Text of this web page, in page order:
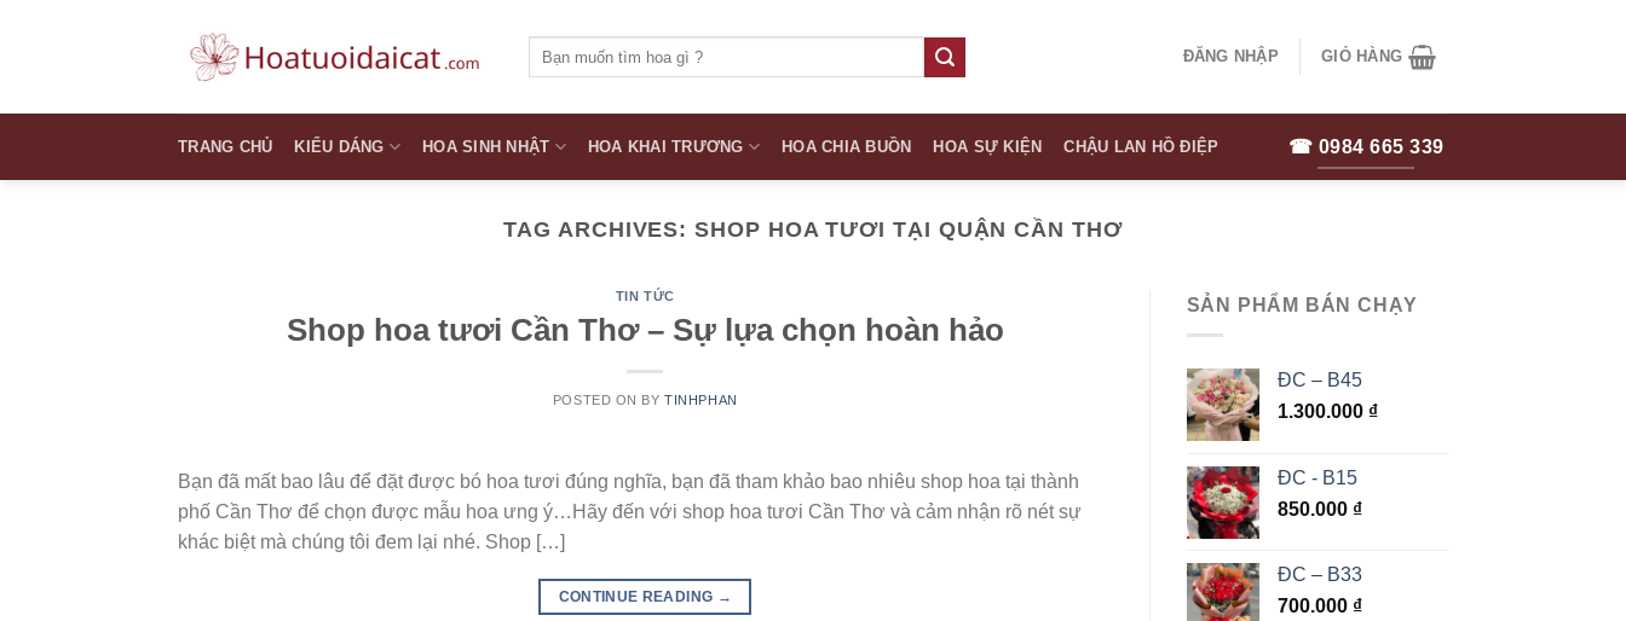
kiếm:
ĐĂNG NHẬP GIỎ HÀNG
TRANG CHỦ KIỂU DÁNG HOA SINH NHẬT HOA KHAI TRƯƠNG HOA CHIA BUỒN HOA SỰ KIỆN CHẬU LAN HỒ ĐIỆP ☎ 0984 665 339
TAG ARCHIVES:SHOP HOA TƯƠI TẠI QUẬN CẦN THƠ
TIN TỨC
Shop hoa tươi Cần Thơ – Sự lựa chọn hoàn hảo
POSTED ON BYTINHPHAN
Bạn đã mất bao lâu để đặt được bó hoa tươi đúng nghĩa, bạn đã tham khảo bao nhiêu shop hoa tại thành
phố Cần Thơ để chọn được mẫu hoa ưng ý…Hãy đến với shop hoa tươi Cần Thơ và cảm nhận rõ nét sự
khác biệt mà chúng tôi đem lại nhé. Shop […]
CONTINUE READING →
SẢN PHẨM BÁN CHẠY
ĐC – B45
1.300.000 ₫
ĐC - B15
850.000 ₫
ĐC – B33
700.000 ₫